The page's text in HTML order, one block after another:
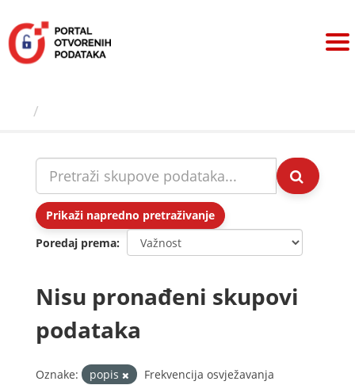
sadržaj
Prikaži napredno pretraživanje
Poredaj prema
Nisu pronađeni skupovi
podataka
Oznake: popis
Frekvencija osvježavanja